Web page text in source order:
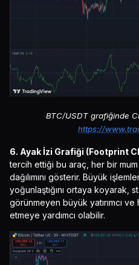
BTC/USDT grafiğinde
https://
6. Ayak İzi Grafiği (Footprint
tercih ettiği bu araç, her bir
dağılımını gösterir. Büyük
yoğunlaştığını ortaya koyarak,
görünmeyen büyük yatırımcı ve
etmeye yardımcı olabilir.